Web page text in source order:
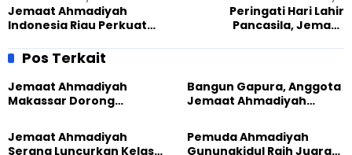
Jemaat Ahmadiyah
Indonesia Riau Perkuat
ISAIS UIN Suska Pekanbaru
Peringati Hari Lahir
Pancasila, Jemaat
Donor Darah Bersama PMI
Pos Terkait
Jemaat Ahmadiyah
Makassar Dorong
Lewat Edukasi Ekoteologi
Bangun Gapura, Anggota
Jemaat Ahmadiyah
Sambut HUT RI ke-81
Jemaat Ahmadiyah
Serang Luncurkan Kelas
Pemuda Ahmadiyah
Gunungkidul Raih Juara